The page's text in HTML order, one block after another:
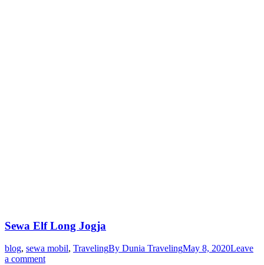
Sewa Elf Long Jogja
blog, sewa mobil, TravelingBy Dunia TravelingMay 8, 2020Leave
a comment